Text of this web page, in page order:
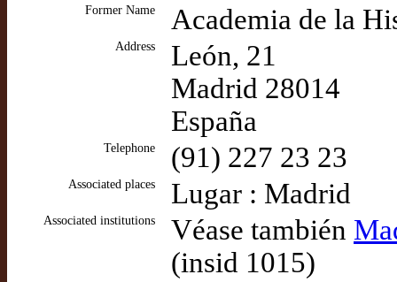
Former Name Academia de la
Address
León, 21
Madrid 28014
España
Telephone (91) 227 23 23
Associated places Lugar : Madrid
Associated institutions Véase también
(insid 1015)